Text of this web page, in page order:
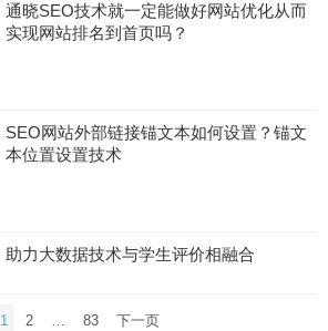
通晓SEO技术就一定能做好网站优化从而
实现网站排名到首页吗？
SEO网站外部链接锚文本如何设置？锚文
本位置设置技术
助力大数据技术与学生评价相融合
1 2 … 83 下一页